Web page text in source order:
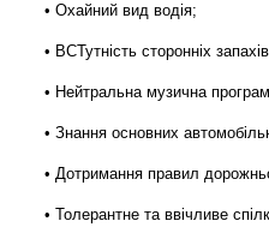
• Охайний вид водія;
• ВСТутність сторонніх
• Нейтральна музична
• Знання основних
• Дотримання правил
• Толерантне та ввічливе